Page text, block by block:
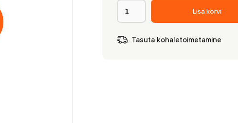
Lisa korvi
Tasuta kohaletoimetamine